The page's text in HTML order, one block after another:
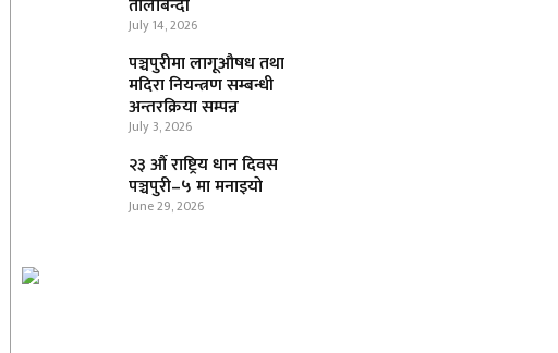
तालाबन्दी
July 14, 2026
पञ्चपुरीमा लागूऔषध तथा
मदिरा नियन्त्रण सम्बन्धी
अन्तरक्रिया सम्पन्न
July 3, 2026
२३ औँ राष्ट्रिय धान दिवस
पञ्चपुरी–५ मा मनाइयाे
June 29, 2026